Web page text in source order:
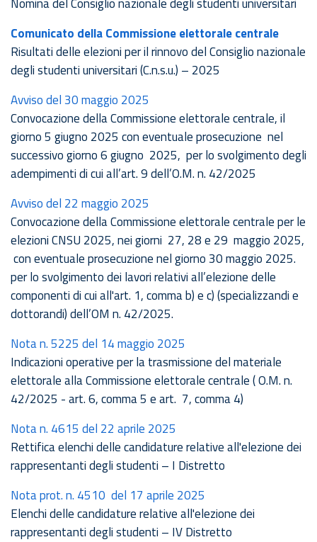
Comunicato della Commissione elettorale centrale
Risultati delle elezioni per il rinnovo del Consiglio nazionale
degli studenti universitari (C.n.s.u.) – 2025
Avviso del 30 maggio 2025
Convocazione della Commissione elettorale centrale, il
giorno 5 giugno 2025 con eventuale prosecuzione nel
successivo giorno 6 giugno 2025, per lo svolgimento degli
adempimenti di cui all’art. 9 dell’O.M. n. 42/2025
Avviso del 22 maggio 2025
Convocazione della Commissione elettorale centrale per le
elezioni CNSU 2025, nei giorni 27, 28 e 29 maggio 2025,
con eventuale prosecuzione nel giorno 30 maggio 2025.
per lo svolgimento dei lavori relativi all’elezione delle
componenti di cui all'art. 1, comma b) e c) (specializzandi e
dottorandi) dell’OM n. 42/2025.
Nota n. 5225 del 14 maggio 2025
Indicazioni operative per la trasmissione del materiale
elettorale alla Commissione elettorale centrale ( O.M. n.
42/2025 - art. 6, comma 5 e art. 7, comma 4)
Nota n. 4615 del 22 aprile 2025
Rettifica elenchi delle candidature relative all'elezione dei
rappresentanti degli studenti – I Distretto
Nota prot. n. 4510 del 17 aprile 2025
Elenchi delle candidature relative all'elezione dei
rappresentanti degli studenti – IV Distretto